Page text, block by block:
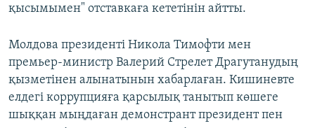
қысымымен" отставкаға кететінін айтты.
Молдова президенті Никола Тимофти мен
премьер-министр Валерий Стрелет Драгутанудың
қызметінен алынатынын хабарлаған. Кишиневте
елдегі коррупцияға қарсылық танытып көшеге
шыққан мыңдаған демонстрант президент пен